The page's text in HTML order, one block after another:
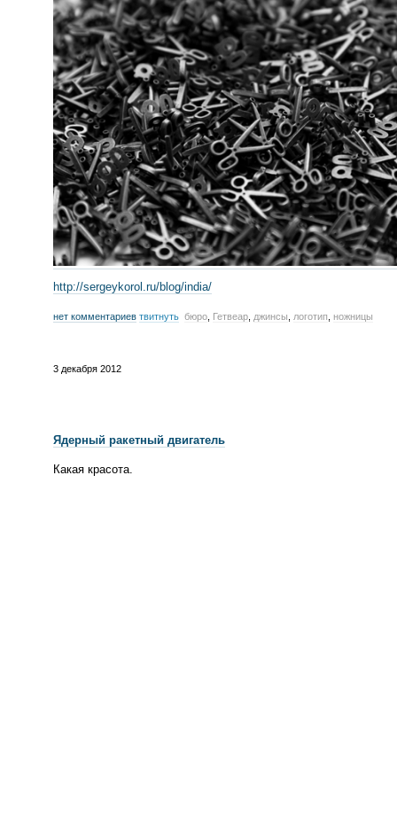
http://sergeykorol.ru/blog/india/
нет комментариев твитнуть бюро Гетвеар джинсы логотип ножницы
3 декабря 2012
Ядерный ракетный двигатель
Какая красота.